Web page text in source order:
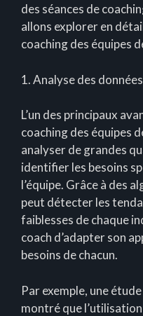
des séances de
allons explorer en
coaching des équipes
1. Analyse des
L’un des principaux
coaching des équipes
analyser de grandes
identifier les besoins
l’équipe. Grâce à des
peut détecter les
faiblesses de chaque
coach d’adapter son
besoins de chacun.
Par exemple, une
montré que l’utilisation